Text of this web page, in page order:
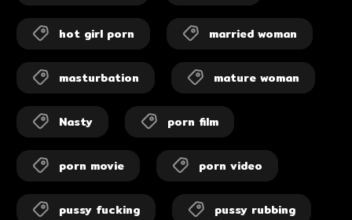
hot girl porn married woman
masturbation mature woman
Nasty porn film
porn movie porn video
pussy fucking pussy rubbing